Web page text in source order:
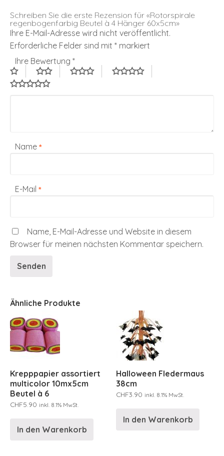
Schreiben Sie die erste Rezension für «Rotorspirale
regenbogenfarbig Beutel à 4 Hänger 60x5cm»
Ihre E-Mail-Adresse wird nicht veröffentlicht.
Erforderliche Felder sind mit * markiert
Ihre Bewertung *
Name *
E-Mail *
Name, E-Mail-Adresse und Website in diesem
Browser für meinen nächsten Kommentar speichern.
Ähnliche Produkte
Krepppapier assortiert
multicolor 10mx5cm
Beutel à 6
CHF5.90 inkl. 8.1% MwSt.
In den Warenkorb
Halloween Fledermaus
38cm
CHF3.90 inkl. 8.1% MwSt.
In den Warenkorb